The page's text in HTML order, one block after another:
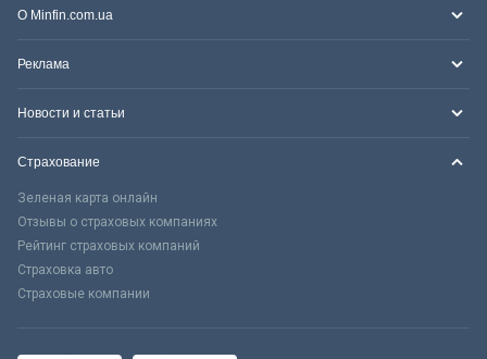
О Minfin.com.ua
Реклама
Новости и статьи
Страхование
Зеленая карта онлайн
Отзывы о страховых компаниях
Рейтинг страховых компаний
Страховка авто
Страховые компании